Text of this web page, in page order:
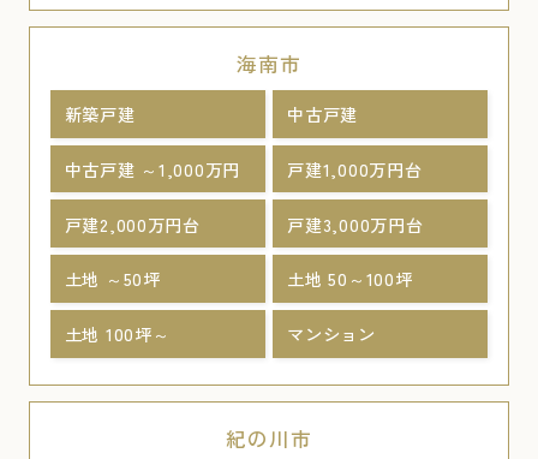
海南市
新築戸建 中古戸建
中古戸建 ～1,000万円 戸建1,000万円台
戸建2,000万円台 戸建3,000万円台
土地 ～50坪 土地 50～100坪
土地 100坪～ マンション
紀の川市